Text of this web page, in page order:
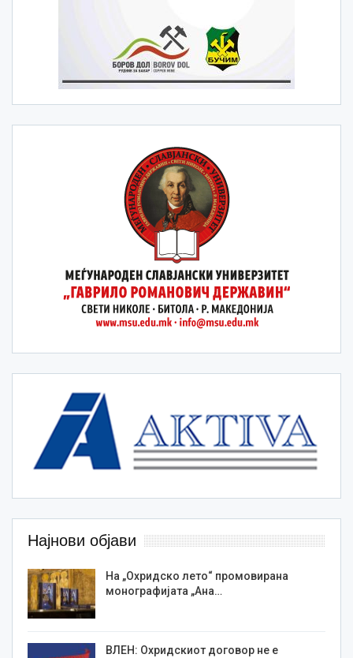
Најнови објави
На „Охридско лето“ промовирана
монографијата „Ана…
ВЛЕН: Охридскиот договор не е